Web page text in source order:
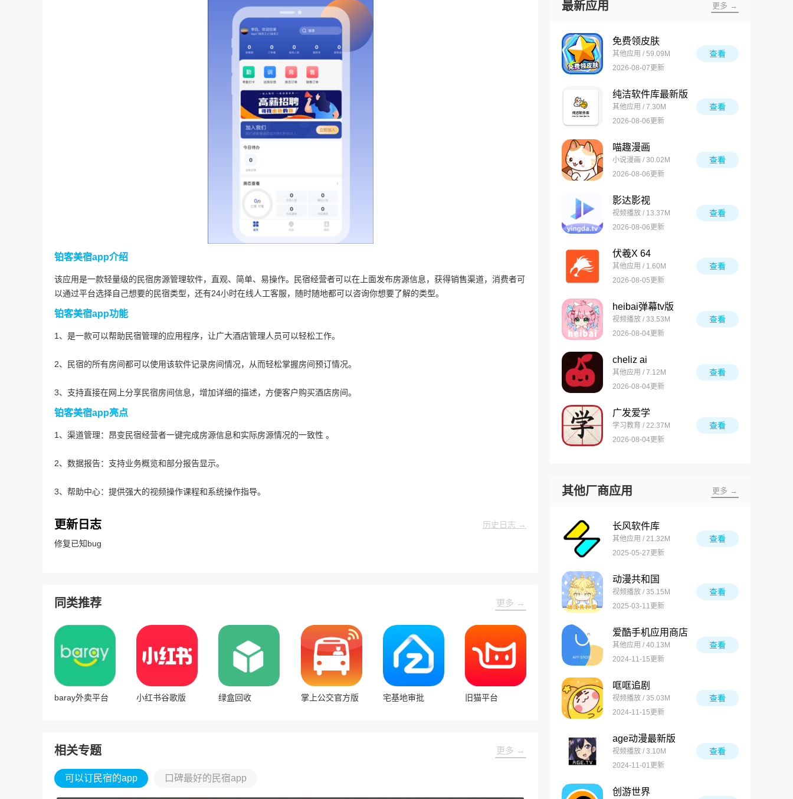
铂客美宿app介绍
该应用是一款轻量级的民宿房源管理软件，直观、简单、易操作。民宿经营者可以在上面发布房源信息，获得销售渠道，消费者可
以通过平台选择自己想要的民宿类型，还有24小时在线人工客服，随时随地都可以咨询你想要了解的类型。
铂客美宿app功能
1、是一款可以帮助民宿管理的应用程序，让广大酒店管理人员可以轻松工作。
2、民宿的所有房间都可以使用该软件记录房间情况，从而轻松掌握房间预订情况。
3、支持直接在网上分享民宿房间信息，增加详细的描述，方便客户购买酒店房间。
铂客美宿app亮点
1、渠道管理：昂变民宿经营者一键完成房源信息和实际房源情况的一致性 。
2、数据报告：支持业务概览和部分报告显示。
3、帮助中心：提供强大的视频操作课程和系统操作指导。
更新日志
历史日志 →
修复已知bug
同类推荐 更多 →
baray外卖平台 小红书谷歌版 绿盒回收 掌上公交官方版 宅基地审批 旧猫平台
相关专题 更多 →
可以订民宿的app 口碑最好的民宿app
最新应用 更多 →
免费领皮肤
其他应用 / 59.09M
2026-08-07更新
查看
纯洁软件库最新版
其他应用 / 7.30M
2026-08-06更新
查看
喵趣漫画
小说漫画 / 30.02M
2026-08-06更新
查看
影达影视
视频播放 / 13.37M
2026-08-06更新
查看
伏羲X 64
其他应用 / 1.60M
2026-08-05更新
查看
heibai弹幕tv版
视频播放 / 33.53M
2026-08-04更新
查看
cheliz ai
其他应用 / 7.12M
2026-08-04更新
查看
广发爱学
学习教育 / 22.37M
2026-08-04更新
查看
其他厂商应用 更多 →
长风软件库
其他应用 / 21.32M
2025-05-27更新
查看
动漫共和国
视频播放 / 35.15M
2025-03-11更新
查看
爱酷手机应用商店
其他应用 / 40.13M
2024-11-15更新
查看
哐哐追剧
视频播放 / 35.03M
2024-11-15更新
查看
age动漫最新版
视频播放 / 3.10M
2024-11-01更新
查看
创游世界